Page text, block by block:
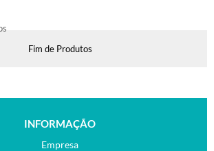
Fim de Produtos
INFORMAÇÃO
Empresa